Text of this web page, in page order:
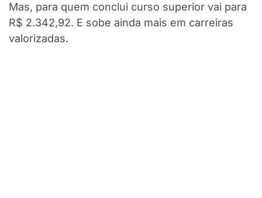
Mas, para quem conclui curso superior vai para
R$ 2.342,92. E sobe ainda mais em carreiras
valorizadas.